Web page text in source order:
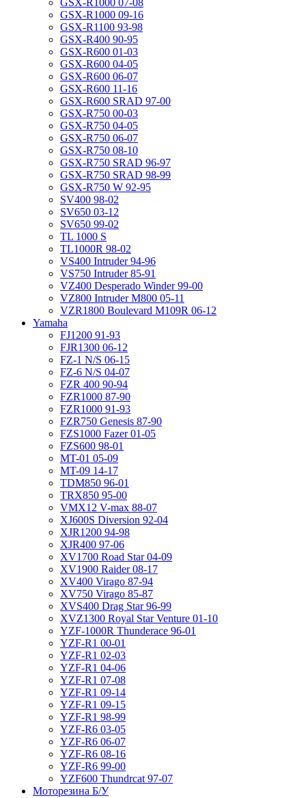
GSX-R1000 07-08
GSX-R1000 09-16
GSX-R1100 93-98
GSX-R400 90-95
GSX-R600 01-03
GSX-R600 04-05
GSX-R600 06-07
GSX-R600 11-16
GSX-R600 SRAD 97-00
GSX-R750 00-03
GSX-R750 04-05
GSX-R750 06-07
GSX-R750 08-10
GSX-R750 SRAD 96-97
GSX-R750 SRAD 98-99
GSX-R750 W 92-95
SV400 98-02
SV650 03-12
SV650 99-02
TL 1000 S
TL1000R 98-02
VS400 Intruder 94-96
VS750 Intruder 85-91
VZ400 Desperado Winder 99-00
VZ800 Intruder M800 05-11
VZR1800 Boulevard M109R 06-12
Yamaha
FJ1200 91-93
FJR1300 06-12
FZ-1 N/S 06-15
FZ-6 N/S 04-07
FZR 400 90-94
FZR1000 87-90
FZR1000 91-93
FZR750 Genesis 87-90
FZS1000 Fazer 01-05
FZS600 98-01
MT-01 05-09
MT-09 14-17
TDM850 96-01
TRX850 95-00
VMX12 V-max 88-07
XJ600S Diversion 92-04
XJR1200 94-98
XJR400 97-06
XV1700 Road Star 04-09
XV1900 Raider 08-17
XV400 Virago 87-94
XV750 Virago 85-87
XVS400 Drag Star 96-99
XVZ1300 Royal Star Venture 01-10
YZF-1000R Thunderace 96-01
YZF-R1 00-01
YZF-R1 02-03
YZF-R1 04-06
YZF-R1 07-08
YZF-R1 09-14
YZF-R1 09-15
YZF-R1 98-99
YZF-R6 03-05
YZF-R6 06-07
YZF-R6 08-16
YZF-R6 99-00
YZF600 Thundrcat 97-07
Моторезина Б/У